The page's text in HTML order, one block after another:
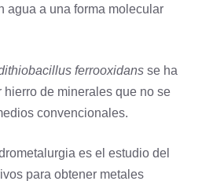
agua a una forma molecular
ferrooxidans se ha
hierro de minerales que no se
convencionales.
es el estudio del
para obtener metales